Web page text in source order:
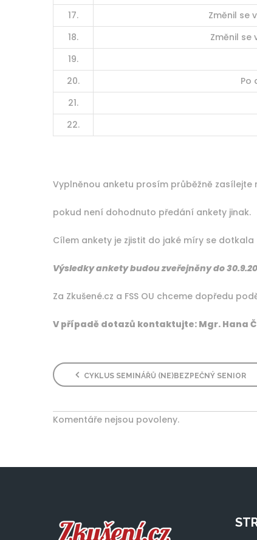
17.
Změnil se
18.
Změnil
19.
20.
Po
21.
22.
Vyplněnou anketu prosím průběžně zasílejte
pokud není dohodnuto předání ankety jinak.
Cílem ankety je zjistit do jaké míry se
Výsledky ankety budou zveřejněny do
Za Zkušené.cz a FSS OU chceme dopředu
V případě dotazů kontaktujte: Mgr. Hana
CYKLUS SEMINÁŘŮ (NE)BEZPEČNÝ SENIOR
Komentáře nejsou povoleny.